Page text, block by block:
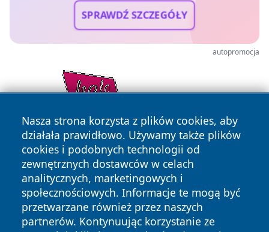
SPRAWDŹ SZCZEGÓŁY
autopromocja
Nasza strona korzysta z plików cookies, aby
działała prawidłowo. Używamy także plików
cookies i podobnych technologii od
zewnętrznych dostawców w celach
analitycznych, marketingowych i
społecznościowych. Informacje te mogą być
przetwarzane również przez naszych
partnerów. Kontynuując korzystanie ze
Copyright © 2026 leszczynski24.pl Wszystkie prawa